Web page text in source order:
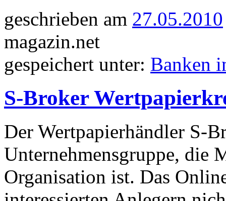
geschrieben am 27.05.2010
magazin.net
gespeichert unter: Banken
S-Broker
Der Wertpapierhändler S-
Unternehmensgruppe, die
Organisation ist. Das